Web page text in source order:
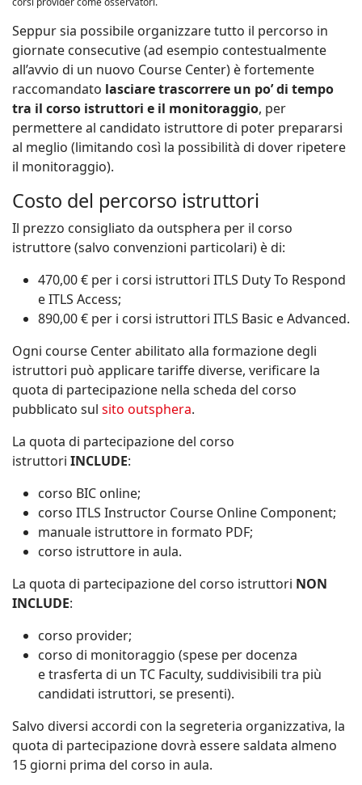
Seppur sia possibile organizzare tutto il percorso in
giornate consecutive (ad esempio contestualmente
all’avvio di un nuovo Course Center) è fortemente
raccomandato lasciare trascorrere un po’ di tempo
tra il corso istruttori e il monitoraggio, per
permettere al candidato istruttore di poter prepararsi
al meglio (limitando così la possibilità di dover ripetere
il monitoraggio).
Costo del percorso istruttori
Il prezzo consigliato da outsphera per il corso
istruttore (salvo convenzioni particolari) è di:
470,00 € per i corsi istruttori ITLS Duty To Respond
e ITLS Access;
890,00 € per i corsi istruttori ITLS Basic e Advanced.
Ogni course Center abilitato alla formazione degli
istruttori può applicare tariffe diverse, verificare la
quota di partecipazione nella scheda del corso
pubblicato sul sito outsphera.
La quota di partecipazione del corso
istruttori INCLUDE:
corso BIC online;
corso ITLS Instructor Course Online Component;
manuale istruttore in formato PDF;
corso istruttore in aula.
La quota di partecipazione del corso istruttori NON
INCLUDE:
corso provider;
corso di monitoraggio (spese per docenza
e trasferta di un TC Faculty, suddivisibili tra più
candidati istruttori, se presenti).
Salvo diversi accordi con la segreteria organizzativa, la
quota di partecipazione dovrà essere saldata almeno
15 giorni prima del corso in aula.